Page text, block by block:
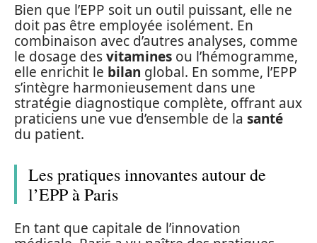
Bien que l’EPP soit un outil puissant, elle ne
doit pas être employée isolément. En
combinaison avec d’autres analyses, comme
le dosage desvitamines ou l’hémogramme,
elle enrichit le bilan global. En somme, l’EPP
s’intègre harmonieusement dans une
stratégie diagnostique complète, offrant aux
praticiens une vue d’ensemble de la santé
du patient.
Les pratiques innovantes autour de
l’EPP à Paris
En tant que capitale de l’innovation